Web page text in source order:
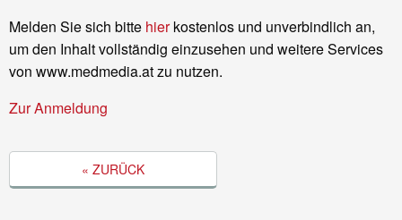
Melden Sie sich bitte hierkostenlos und unverbindlich an,
um den Inhalt vollständig einzusehen und weitere Services
von www.medmedia.at zu nutzen.
Zur Anmeldung
« ZURÜCK